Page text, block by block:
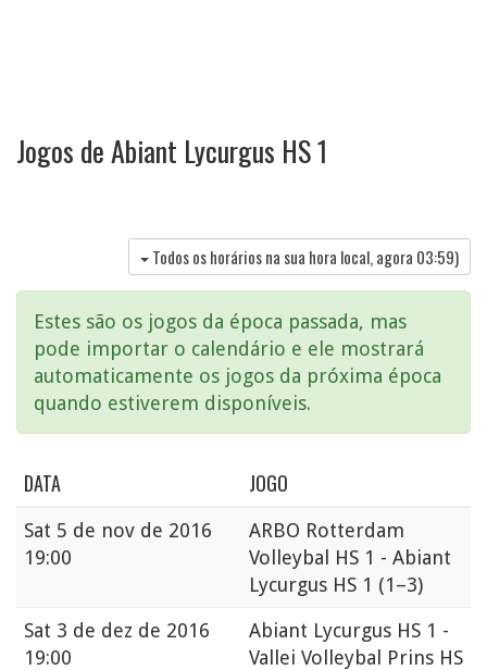
Jogos de Abiant Lycurgus HS 1
Todos os horários na sua hora local, agora 03:59)
Estes são os jogos da época passada, mas
pode importar o calendário e ele mostrará
automaticamente os jogos da próxima época
quando estiverem disponíveis.
DATA JOGO
Sat 5 de nov de 2016
19:00
ARBO Rotterdam
Volleybal HS 1 - Abiant
Lycurgus HS 1 (1–3)
Sat 3 de dez de 2016
19:00
Abiant Lycurgus HS 1 -
Vallei Volleybal Prins HS